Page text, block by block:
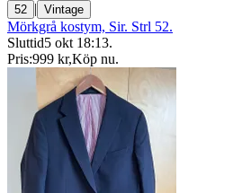
52 | Vintage
Mörkgrå kostym, Sir. Strl 52.
Sluttid5 okt 18:13.
Pris:999 kr,Köp nu.